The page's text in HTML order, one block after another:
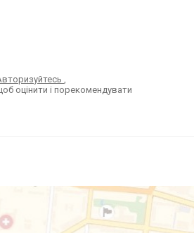
,
оцінити і порекомендувати